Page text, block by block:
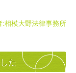
:相模大野法律事務所
た